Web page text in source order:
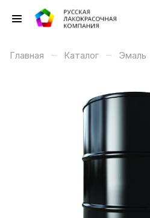
Главная – Каталог – Эмаль